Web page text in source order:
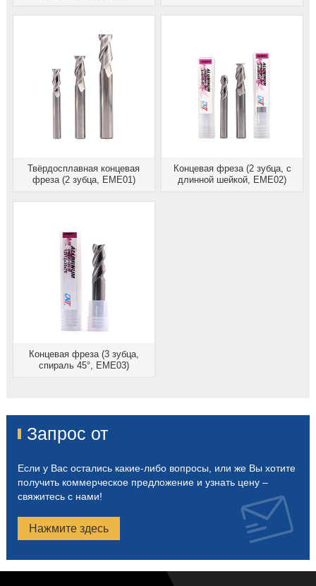
Твёрдосплавная концевая
фреза (2 зубца, EME01)
Концевая фреза (2 зубца, с
длинной шейкой, EME02)
Концевая фреза (3 зубца,
спираль 45°, EME03)
Запрос от
Если у Вас остались какие-либо вопросы, или же Вы хотите
получить коммерческое предложение и узнать цену –
свяжитесь с нами!
Нажмите здесь